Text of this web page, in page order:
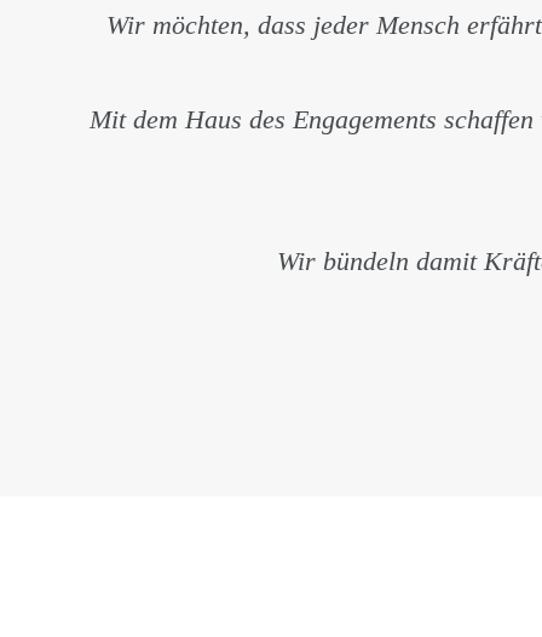
Wir möchten, dass jeder Mensch
Mit dem Haus des Engagements
Wir bündeln damit